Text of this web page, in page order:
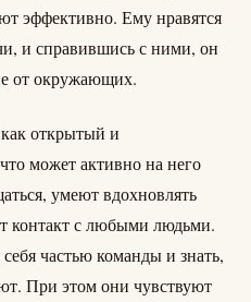
эффективно. Ему нравятся
и справившись с ними, он
от окружающих.
открытый и
может активно на него
умеют вдохновлять
контакт с любыми людьми.
частью команды и знать,
При этом они чувствуют